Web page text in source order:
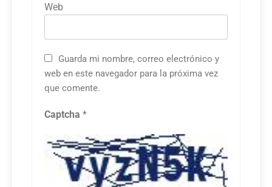
Web
Guarda mi nombre, correo electrónico y
web en este navegador para la próxima vez
que comente.
Captcha *